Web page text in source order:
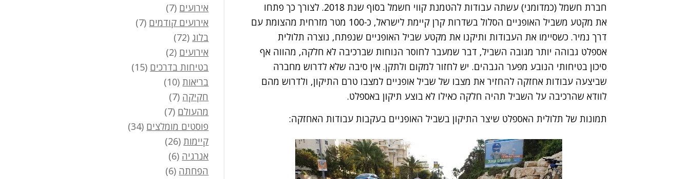
חברת חשמל (כמדומני) עשתה עבודות להטמנת קווי חשמל בסוף שנת 2018. לצורך כך פתחו
את מקטע משביל האופניים הסלול בשדרות קרן קיימת לישראל, כ-100 מטר מזרחית מהצומת עם
דרך נמיר. כשסיימו את העבודות ותיקנו את מקטע שביל האופניים שנפתח, נוצרה תלולית
אספלט גבוהה יותר מגובה השביל, דבר שמעבר לחוסר הנוחות שברכיבה לא חלקה, מהווה אף
סיכון בטיחותי הנובע מפער הגבהים. יש לחזור למקום ולתקן. אין סיבה שלא לדרוש מחברה
שביצעה עבודות אחזקה להחזיר את מצבו של שביל אופניים למצבו טרם התיקון, ולדרוש מהם
לוודא שהרכיבה על השביל תהיה חלקה כאילו לא בוצע תיקון באספלט.
תמונות של תלולית האספלט שיצר התיקון בשביל האופניים בעקבות עבודות האחזקה:
אירועים (7)
אירועים קודמים (7)
בלוג (72)
אירועים (2)
בטיחות בדרכים (15)
בריאות(10)
חקיקה (7)
מהעולם (7)
פוסטים מומלצים (34)
קיימות(26)
אנרגיה (6)
הפחתה (6)